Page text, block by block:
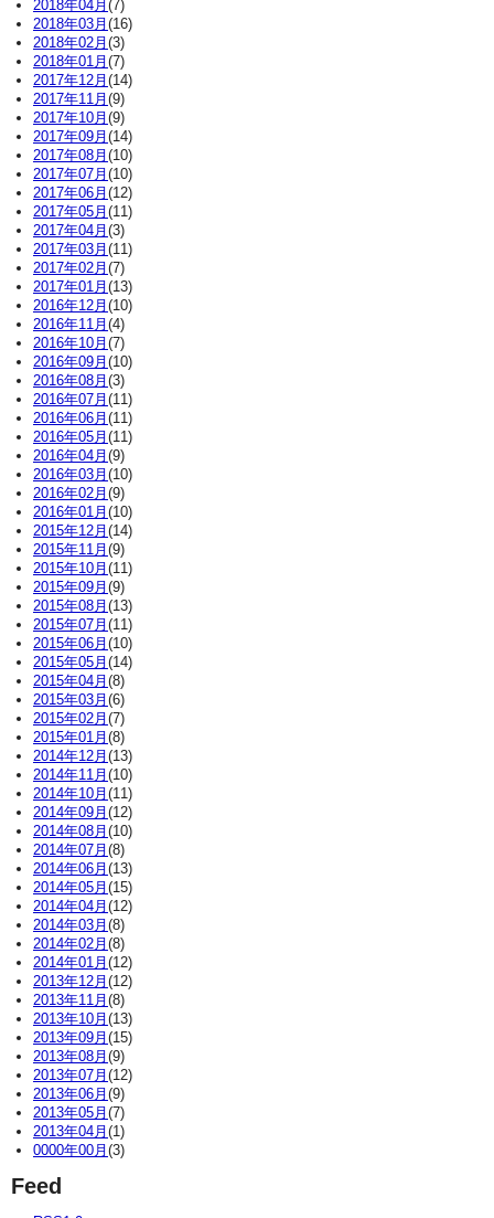
2018年04月(7)
2018年03月(16)
2018年02月(3)
2018年01月(7)
2017年12月(14)
2017年11月(9)
2017年10月(9)
2017年09月(14)
2017年08月(10)
2017年07月(10)
2017年06月(12)
2017年05月(11)
2017年04月(3)
2017年03月(11)
2017年02月(7)
2017年01月(13)
2016年12月(10)
2016年11月(4)
2016年10月(7)
2016年09月(10)
2016年08月(3)
2016年07月(11)
2016年06月(11)
2016年05月(11)
2016年04月(9)
2016年03月(10)
2016年02月(9)
2016年01月(10)
2015年12月(14)
2015年11月(9)
2015年10月(11)
2015年09月(9)
2015年08月(13)
2015年07月(11)
2015年06月(10)
2015年05月(14)
2015年04月(8)
2015年03月(6)
2015年02月(7)
2015年01月(8)
2014年12月(13)
2014年11月(10)
2014年10月(11)
2014年09月(12)
2014年08月(10)
2014年07月(8)
2014年06月(13)
2014年05月(15)
2014年04月(12)
2014年03月(8)
2014年02月(8)
2014年01月(12)
2013年12月(12)
2013年11月(8)
2013年10月(13)
2013年09月(15)
2013年08月(9)
2013年07月(12)
2013年06月(9)
2013年05月(7)
2013年04月(1)
0000年00月(3)
Feed